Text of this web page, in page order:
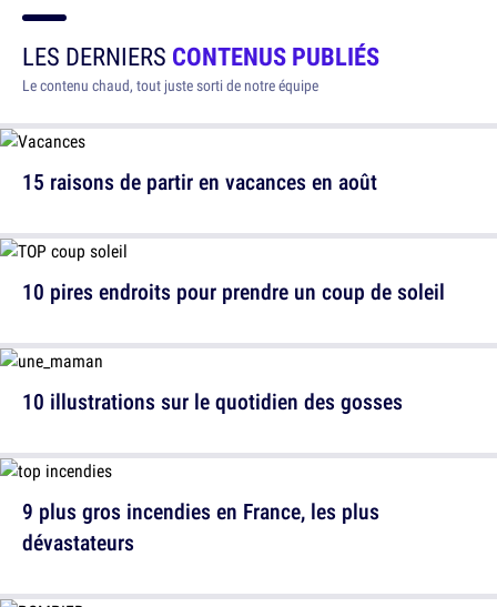
LES DERNIERS CONTENUS PUBLIÉS
Le contenu chaud, tout juste sorti de notre équipe
15 raisons de partir en vacances en août
10 illustrations sur le quotidien des gosses
10 pires endroits pour prendre un coup de soleil
9 plus gros incendies en France, les plus
dévastateurs